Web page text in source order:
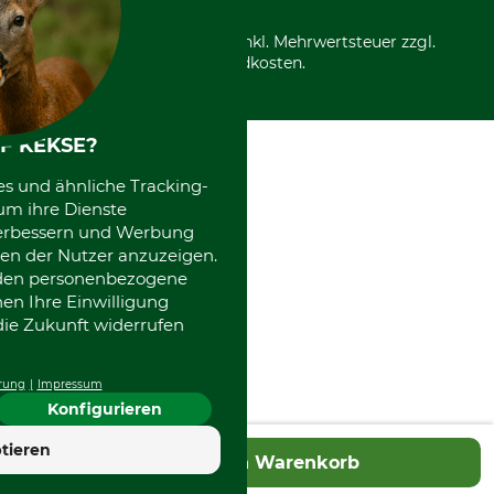
In den Warenkorb
Entsorgung und Umwelt
Datenschutz Print
Über uns
Community
International
Kooperationen
Alle Preise in Euro und inkl. Mehrwertsteuer zzgl.
Versandkosten.
KEKSE?
und ähnliche Tracking-
ihre Dienste
und Werbung
der Nutzer anzuzeigen.
personenbezogene
Ihre Einwilligung
Zukunft widerrufen
Impressum
Konfigurieren